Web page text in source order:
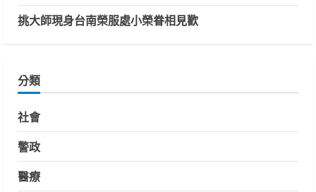
挑大師現身台南榮服處小榮眷相見歡
分類
社會
警政
醫療